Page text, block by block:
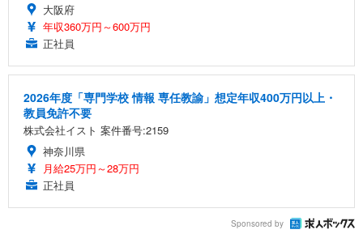
大阪府
年収360万円～600万円
正社員
2026年度「専門学校 情報 専任教諭」想定年収400万円以上・
教員免許不要
株式会社イスト 案件番号:2159
神奈川県
月給25万円～28万円
正社員
Sponsored by